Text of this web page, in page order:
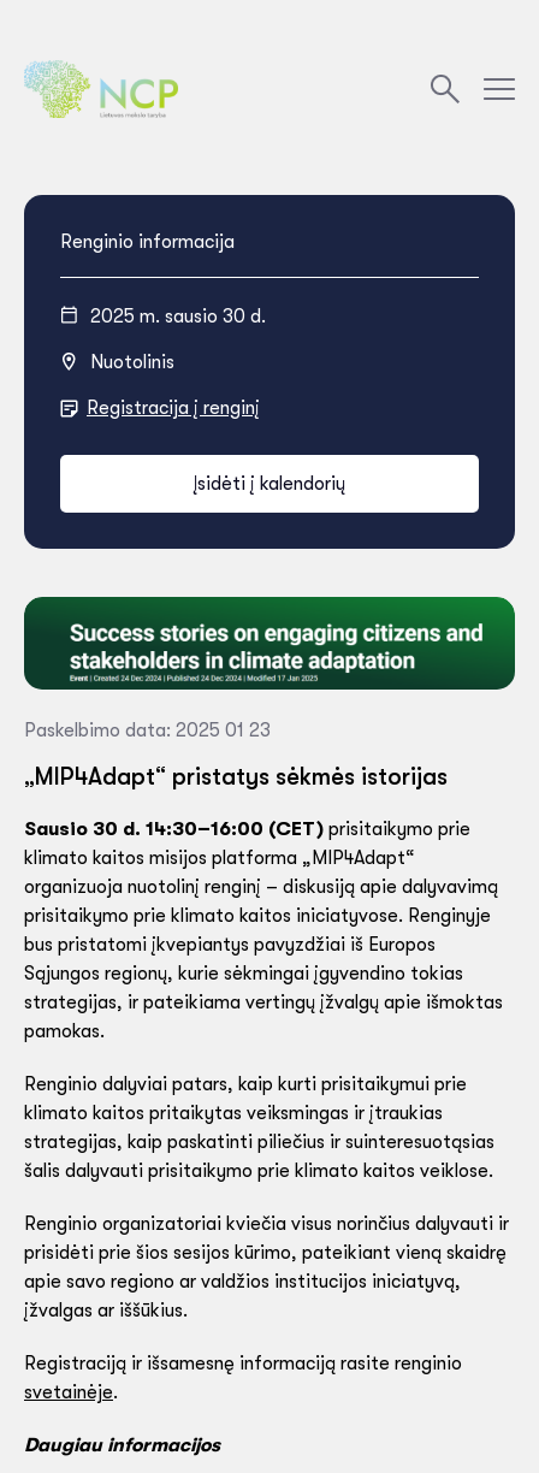
Renginio informacija
2025 m. sausio 30 d.
Nuotolinis
Registracija į renginį
Įsidėti į kalendorių
Paskelbimo data: 2025 01 23
„MIP4Adapt“ pristatys sėkmės istorijas
Sausio 30 d. 14:30–16:00 (CET) prisitaikymo prie
klimato kaitos misijos platforma „MIP4Adapt“
organizuoja nuotolinį renginį – diskusiją apie dalyvavimą
prisitaikymo prie klimato kaitos iniciatyvose. Renginyje
bus pristatomi įkvepiantys pavyzdžiai iš Europos
Sąjungos regionų, kurie sėkmingai įgyvendino tokias
strategijas, ir pateikiama vertingų įžvalgų apie išmoktas
pamokas.
Renginio dalyviai patars, kaip kurti prisitaikymui prie
klimato kaitos pritaikytas veiksmingas ir įtraukias
strategijas, kaip paskatinti piliečius ir suinteresuotąsias
šalis dalyvauti prisitaikymo prie klimato kaitos veiklose.
Renginio organizatoriai kviečia visus norinčius dalyvauti ir
prisidėti prie šios sesijos kūrimo, pateikiant vieną skaidrę
apie savo regiono ar valdžios institucijos iniciatyvą,
įžvalgas ar iššūkius.
Registraciją ir išsamesnę informaciją rasite renginio
svetainėje.
Daugiau informacijos